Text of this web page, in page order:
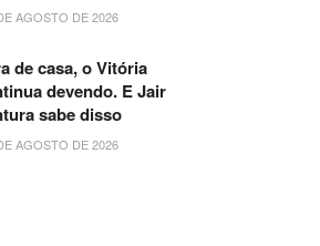
AGOSTO DE 2026
de casa, o Vitória
devendo. E Jair
sabe disso
AGOSTO DE 2026